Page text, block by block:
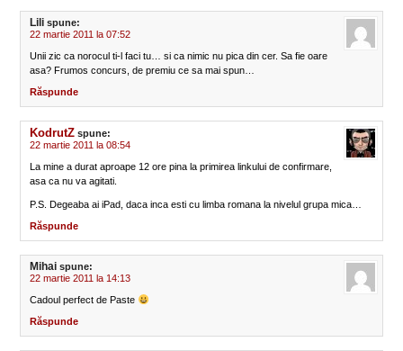
Lili spune:
22 martie 2011 la 07:52
Unii zic ca norocul ti-l faci tu… si ca nimic nu pica din cer. Sa fie oare
asa? Frumos concurs, de premiu ce sa mai spun…
Răspunde
KodrutZ spune:
22 martie 2011 la 08:54
La mine a durat aproape 12 ore pina la primirea linkului de confirmare,
asa ca nu va agitati.
P.S. Degeaba ai iPad, daca inca esti cu limba romana la nivelul grupa mica…
Răspunde
Mihai spune:
22 martie 2011 la 14:13
Cadoul perfect de Paste
Răspunde